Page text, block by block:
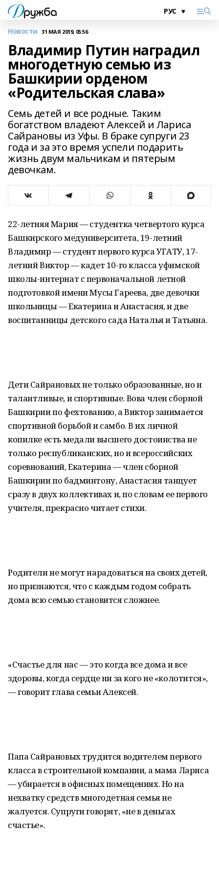
Новости 31 МАЯ 2019, 05:56
Владимир Путин наградил
многодетную семью из
Башкирии орденом
«Родительская слава»
Семь детей и все родные. Таким
богатством владеют Алексей и Лариса
Сайрановы из Уфы. В браке супруги 23
года и за это время успели подарить
жизнь двум мальчикам и пятерым
девочкам.
22-летняя Мария — студентка четвертого курса
Башкирского медуниверситета, 19-летний
Владимир — студент первого курса УГАТУ, 17-
летний Виктор — кадет 10-го класса уфимской
школы-интернат с первоначальной летной
подготовкой имени Мусы Гареева, две девочки
школьницы — Екатерина и Анастасия, и две
воспитанницы детского сада Наталья и Татьяна.
Дети Сайрановых не только образованные, но и
талантливые, и спортивные. Вова член сборной
Башкирии по фехтованию, а Виктор занимается
спортивной борьбой и самбо. В их личной
копилке есть медали высшего достоинства не
только республиканских, но и всероссийских
соревнований, Екатерина — член сборной
Башкирии по бадминтону, Анастасия танцует
сразу в двух коллективах и, по словам ее первого
учителя, прекрасно читает стихи.
Родители не могут нарадоваться на своих детей,
но признаются, что с каждым годом собрать
дома всю семью становится сложнее.
«Счастье для нас — это когда все дома и все
здоровы, когда сердце ни за кого не «колотится»,
— говорит глава семьи Алексей.
Папа Сайрановых трудится водителем первого
класса в строительной компании, а мама Лариса
— убирается в офисных помещениях. Но на
нехватку средств многодетная семья не
жалуется. Супруги говорят, «не в деньгах
счастье».